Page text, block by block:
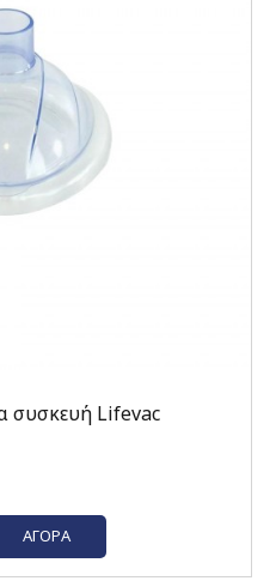
συσκευή Lifevac
ΑΓΟΡΆ